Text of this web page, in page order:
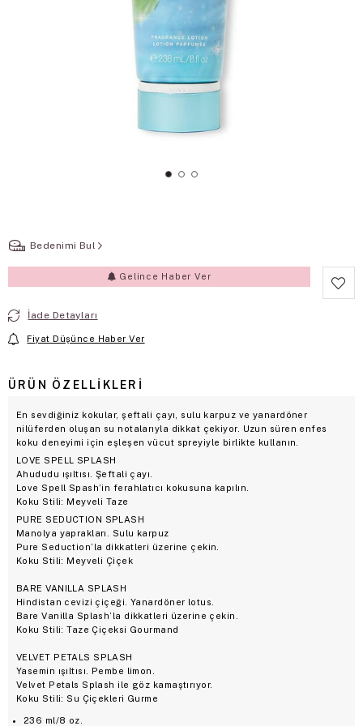
Bedenimi Bul
Gelince Haber Ver
İade Detayları
Fiyat Düşünce Haber Ver
ÜRÜN ÖZELLIKLERI
En sevdiğiniz kokular, şeftali çayı, sulu karpuz ve yanardöner
nilüferden oluşan su notalarıyla dikkat çekiyor. Uzun süren enfes
koku deneyimi için eşleşen vücut spreyiyle birlikte kullanın.
LOVE SPELL SPLASH
Ahududu ışıltısı. Şeftali çayı.
Love Spell Spash’in ferahlatıcı kokusuna kapılın.
Koku Stili: Meyveli Taze
PURE SEDUCTION SPLASH
Manolya yaprakları. Sulu karpuz
Pure Seduction’la dikkatleri üzerine çekin.
Koku Stili: Meyveli Çiçek
BARE VANILLA SPLASH
Hindistan cevizi çiçeği. Yanardöner lotus.
Bare Vanilla Splash’la dikkatleri üzerine çekin.
Koku Stili: Taze Çiçeksi Gourmand
VELVET PETALS SPLASH
Yasemin ışıltısı. Pembe limon.
Velvet Petals Splash ile göz kamaştırıyor.
Koku Stili: Su Çiçekleri Gurme
236 ml/8 oz.